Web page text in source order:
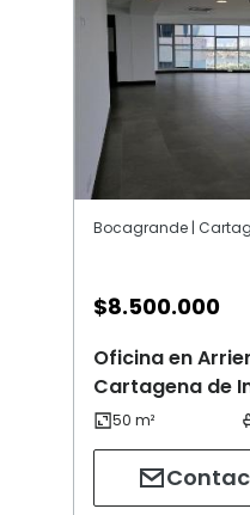
Bocagrande |
$8.500.000
Oficina en
Cartagena de